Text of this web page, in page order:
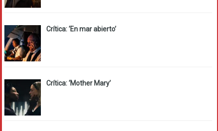
Crítica: ‘En mar abierto’
Crítica: ‘Mother Mary’